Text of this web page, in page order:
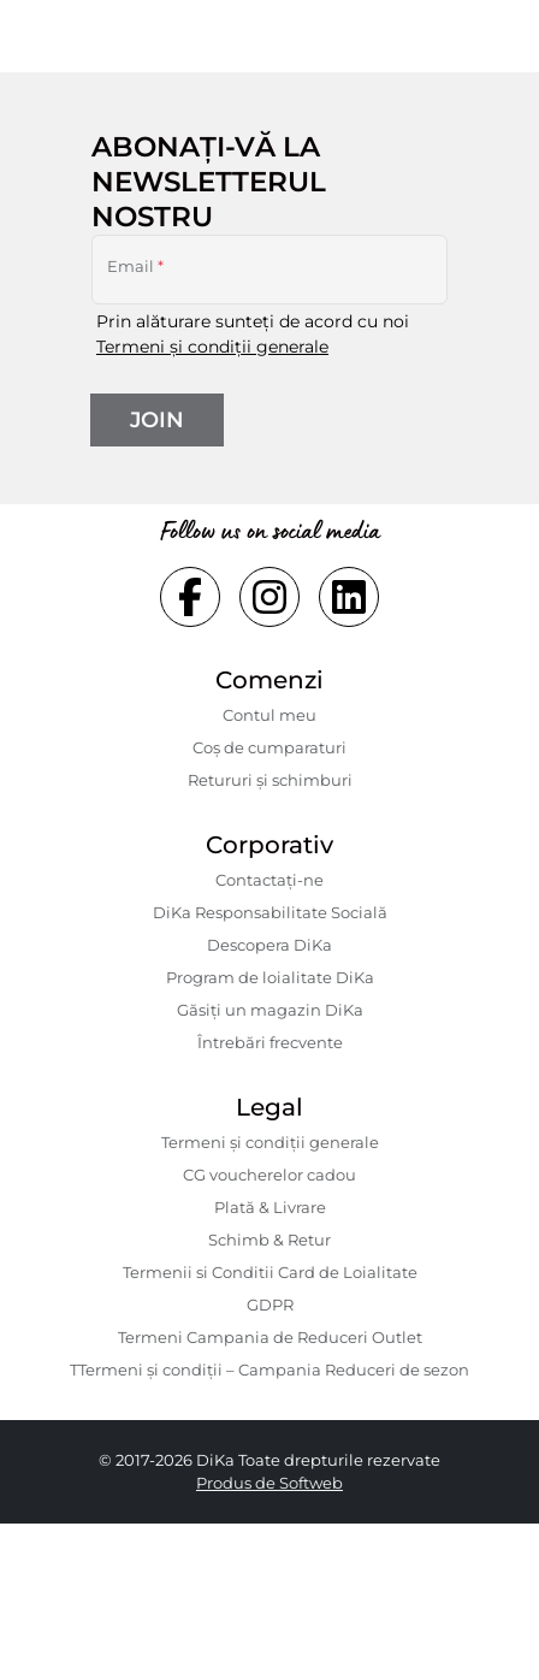
ABONAȚI-VĂ LA
NEWSLETTERUL
NOSTRU
Email *
Prin alăturare sunteți de acord cu noi
Termeni și condiții generale
JOIN
Follow us on social media
Comenzi
Contul meu
Coș de cumparaturi
Retururi și schimburi
Corporativ
Contactaţi-ne
DiKa Responsabilitate Socială
Descopera DiKa
Program de loialitate DiKa
Găsiți un magazin DiKa
Întrebări frecvente
Legal
Termeni și condiții generale
CG voucherelor cadou
Plată & Livrare
Schimb & Retur
Termenii si Conditii Card de Loialitate
GDPR
Termeni Campania de Reduceri Outlet
TTermeni și condiții – Campania Reduceri de sezon
© 2017-2026 DiKa Toate drepturile rezervate
Produs de Softweb